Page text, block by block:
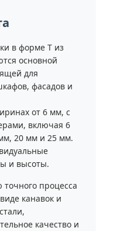
в форме T из
основной
для
фасадов и
от 6 мм, с
включая 6
20 мм и 25 мм.
и высоты.
процесса
канавок и
качество и